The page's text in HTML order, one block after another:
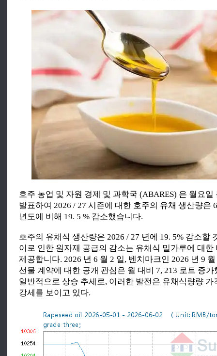
호주 농업 및 자원 경제 및 과학국 (ABARES) 은 월요
발표하여 2026 / 27 시즌에 대한 호주의 유채 생산량은
년도에 비해 19. 5 % 감소했습니다.
호주의 유채식 생산량은 2026 / 27 년에 19. 5% 감소할
이로 인한 원자재 공급의 감소는 유채식 밀가루에 대한
제공합니다. 2026 년 6 월 2 일, 벤치마크인 2026 년 9
선물 계약에 대한 공개 관심은 월 대비 7, 213 로트 증
일반적으로 상승 추세로, 이러한 발전은 유채식량량 가
강세를 보이고 있다.